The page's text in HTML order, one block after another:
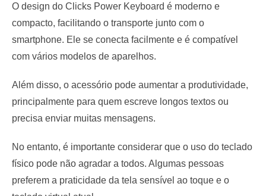
O design do Clicks Power Keyboard é moderno e
compacto, facilitando o transporte junto com o
smartphone. Ele se conecta facilmente e é compatível
com vários modelos de aparelhos.
Além disso, o acessório pode aumentar a produtividade,
principalmente para quem escreve longos textos ou
precisa enviar muitas mensagens.
No entanto, é importante considerar que o uso do teclado
físico pode não agradar a todos. Algumas pessoas
preferem a praticidade da tela sensível ao toque e o